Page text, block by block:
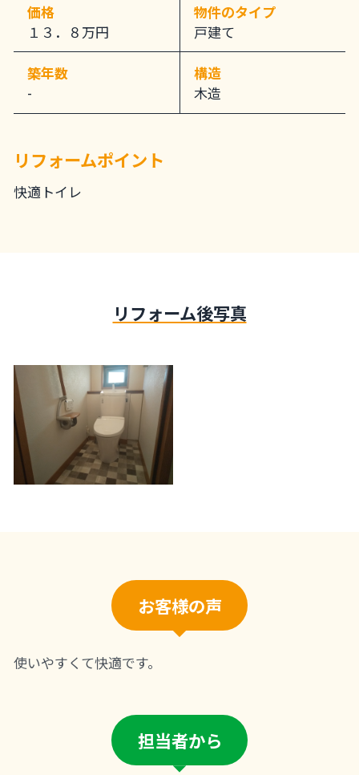
価格
１３．８万円
物件のタイプ
戸建て
築年数
-
構造
木造
リフォームポイント
快適トイレ
リフォーム後写真
お客様の声
使いやすくて快適です。
担当者から